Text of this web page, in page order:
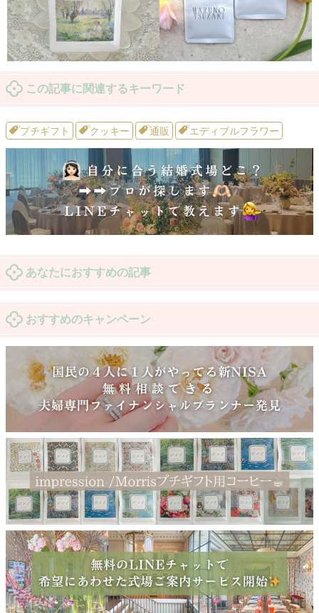
この記事に関連するキーワード
プチギフト クッキー 通販 エディブルフラワー
あなたにおすすめの記事
おすすめのキャンペーン